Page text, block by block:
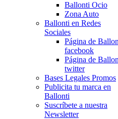
Ballonti Ocio
Zona Auto
Ballonti en Redes
Sociales
Página de
facebook
Página de
twitter
Bases Legales Promos
Publicita tu marca en
Ballonti
Suscríbete a nuestra
Newsletter